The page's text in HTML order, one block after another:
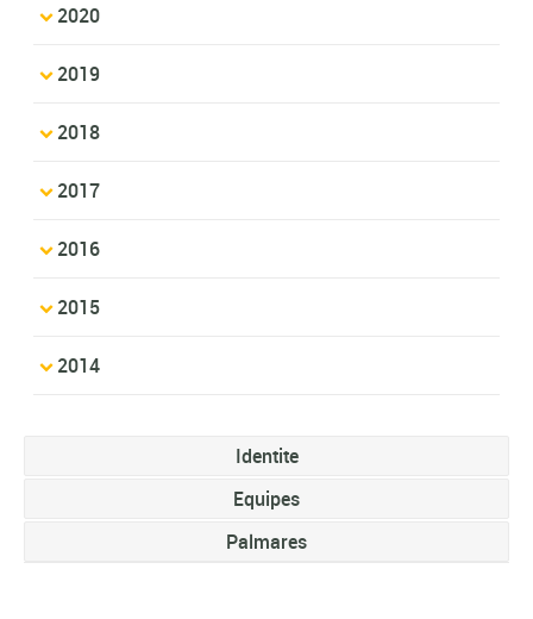
2020
2019
2018
2017
2016
2015
2014
Identite
Equipes
Palmares